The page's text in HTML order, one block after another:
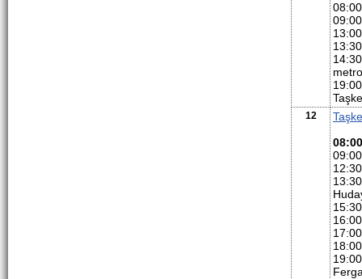
08:00
09:00
13:00
13:30
14:30
19:00
12
08:00
09:00
12:30
13:30
15:30
16:00
17:00
18:00
19:00